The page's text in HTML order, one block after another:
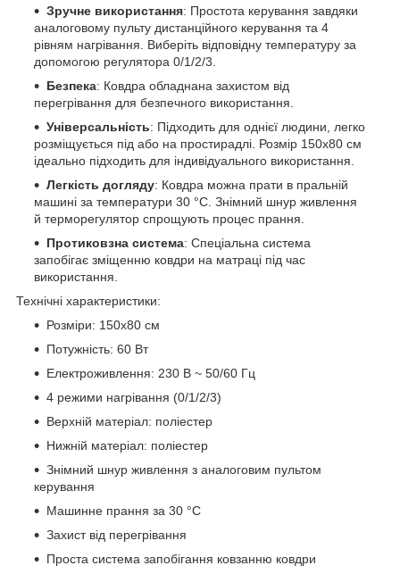
Зручне використання: Простота керування завдяки
аналоговому пульту дистанційного керування та 4
рівням нагрівання. Виберіть відповідну температуру за
допомогою регулятора 0/1/2/3.
Безпека: Ковдра обладнана захистом від
перегрівання для безпечного використання.
Універсальність: Підходить для однієї людини, легко
розміщується під або на простирадлі. Розмір 150х80 см
ідеально підходить для індивідуального використання.
Легкість догляду: Ковдра можна прати в пральній
машині за температури 30 °C. Знімний шнур живлення
й терморегулятор спрощують процес прання.
Протиковзна система: Спеціальна система
запобігає зміщенню ковдри на матраці під час
використання.
Технічні характеристики:
Розміри: 150x80 см
Потужність: 60 Вт
Електроживлення: 230 В ~ 50/60 Гц
4 режими нагрівання (0/1/2/3)
Верхній матеріал: поліестер
Нижній матеріал: поліестер
Знімний шнур живлення з аналоговим пультом
керування
Машинне прання за 30 °C
Захист від перегрівання
Проста система запобігання ковзанню ковдри